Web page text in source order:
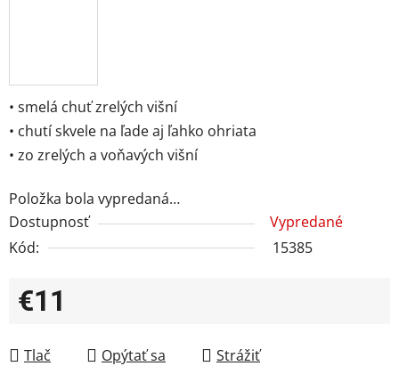
• smelá chuť zrelých višní
• chutí skvele na ľade aj ľahko ohriata
• zo zrelých a voňavých višní
Položka bola vypredaná…
Dostupnosť
Vypredané
Kód:
15385
€11
Tlač
Opýtať sa
Strážiť